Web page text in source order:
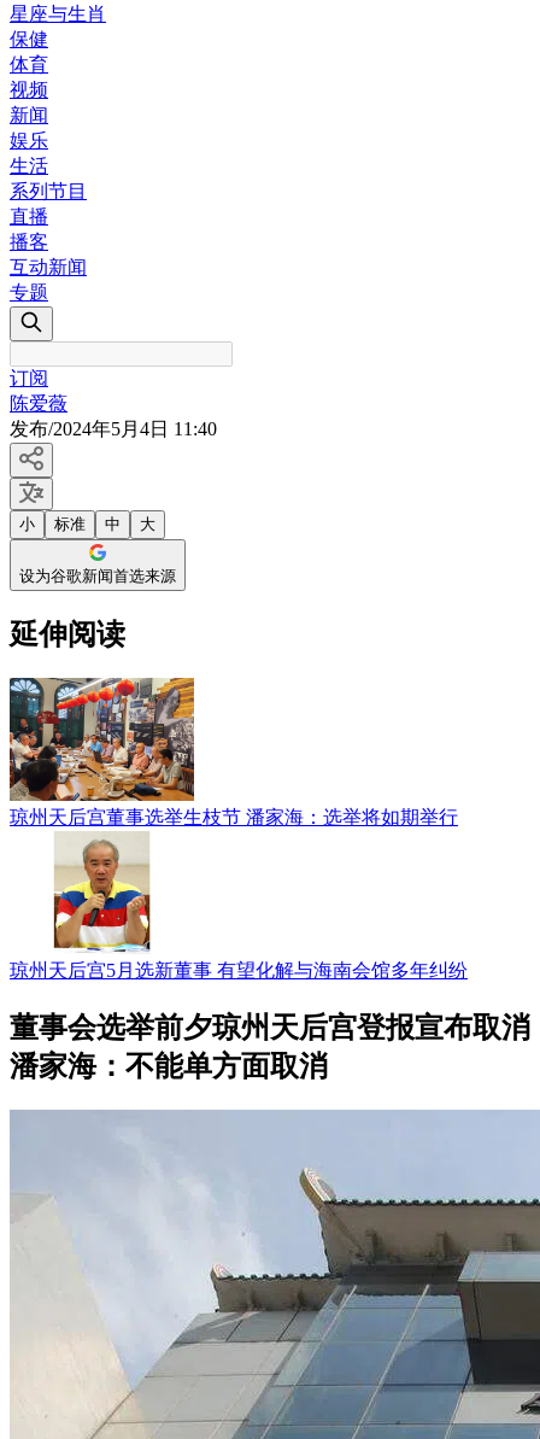
星座与生肖
保健
体育
视频
新闻
娱乐
生活
系列节目
直播
播客
互动新闻
专题
订阅
陈爱薇
发布/2024年5月4日 11:40
小 标准 中 大
设为谷歌新闻首选来源
延伸阅读
琼州天后宫董事选举生枝节 潘家海：选举将如期举行
琼州天后宫5月选新董事 有望化解与海南会馆多年纠纷
董事会选举前夕琼州天后宫登报宣布取消
潘家海：不能单方面取消